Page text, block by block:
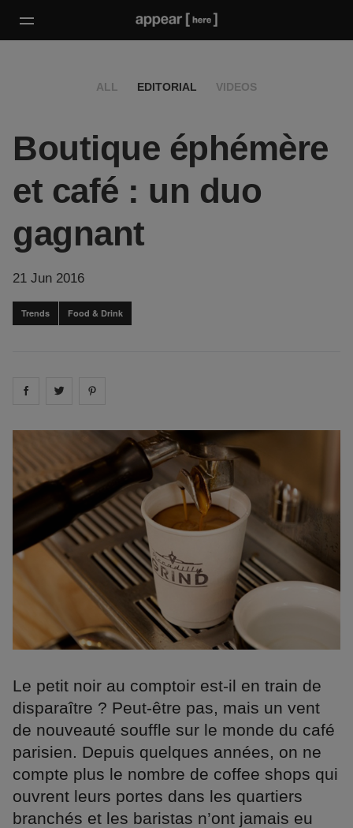
ALL EDITORIAL VIDEOS
Boutique éphémère
et café : un duo
gagnant
21 Jun 2016
Trends Food & Drink
Share on facebook
Share on
Le petit noir au comptoir est-il en train de
disparaître ? Peut-être pas, mais un vent
de nouveauté souffle sur le monde du café
parisien. Depuis quelques années, on ne
compte plus le nombre de coffee shops qui
ouvrent leurs portes dans les quartiers
branchés et les baristas n’ont jamais eu